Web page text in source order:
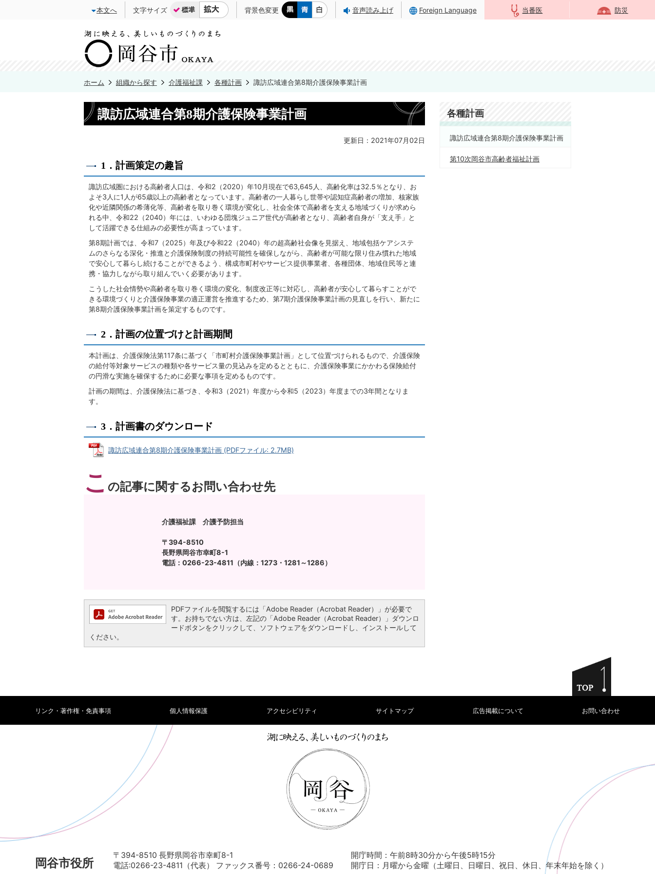
本文へ 文字サイズ 背景色変更 音声読み上げ Foreign Language 当番医 防災
ホーム 組織から探す 介護福祉課 各種計画 諏訪広域連合第8期介護保険事業計画
諏訪広域連合第8期介護保険事業計画
更新日：2021年07月02日
1．計画策定の趣旨
諏訪広域圏における高齢者人口は、令和2（2020）年10月現在で63,645人、高齢化率は32.5％となり、お
よそ3人に1人が65歳以上の高齢者となっています。高齢者の一人暮らし世帯や認知症高齢者の増加、核家族
化や近隣関係の希薄化等、高齢者を取り巻く環境が変化し、社会全体で高齢者を支える地域づくりが求めら
れる中、令和22（2040）年には、いわゆる団塊ジュニア世代が高齢者となり、高齢者自身が「支え手」と
して活躍できる仕組みの必要性が高まっています。
第8期計画では、令和7（2025）年及び令和22（2040）年の超高齢社会像を見据え、地域包括ケアシステ
ムのさらなる深化・推進と介護保険制度の持続可能性を確保しながら、高齢者が可能な限り住み慣れた地域
で安心して暮らし続けることができるよう、構成市町村やサービス提供事業者、各種団体、地域住民等と連
携・協力しながら取り組んでいく必要があります。
こうした社会情勢や高齢者を取り巻く環境の変化、制度改正等に対応し、高齢者が安心して暮らすことがで
きる環境づくりと介護保険事業の適正運営を推進するため、第7期介護保険事業計画の見直しを行い、新たに
第8期介護保険事業計画を策定するものです。
2．計画の位置づけと計画期間
本計画は、介護保険法第117条に基づく「市町村介護保険事業計画」として位置づけられるもので、介護保険
の給付等対象サービスの種類や各サービス量の見込みを定めるとともに、介護保険事業にかかわる保険給付
の円滑な実施を確保するために必要な事項を定めるものです。
計画の期間は、介護保険法に基づき、令和3（2021）年度から令和5（2023）年度までの3年間となりま
す。
3．計画書のダウンロード
諏訪広域連合第8期介護保険事業計画 (PDFファイル: 2.7MB)
こ の記事に関するお問い合わせ先
介護福祉課 介護予防担当
〒394-8510
長野県岡谷市幸町8-1
電話：0266-23-4811（内線：1273・1281～1286）
PDFファイルを閲覧するには「Adobe Reader（Acrobat Reader）」が必要で
す。お持ちでない方は、左記の「Adobe Reader（Acrobat Reader）」ダウンロ
ードボタンをクリックして、ソフトウェアをダウンロードし、インストールして
ください。
各種計画
諏訪広域連合第8期介護保険事業計画
第10次岡谷市高齢者福祉計画
リンク・著作権・免責事項 個人情報保護 アクセシビリティ サイトマップ 広告掲載について お問い合わせ
岡谷市役所
〒394-8510 長野県岡谷市幸町8-1
電話:0266-23-4811（代表） ファックス番号：0266-24-0689
開庁時間：午前8時30分から午後5時15分
開庁日：月曜から金曜（土曜日、日曜日、祝日、休日、年末年始を除く）